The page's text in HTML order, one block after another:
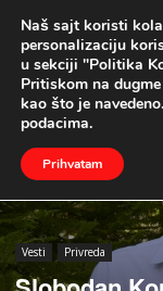
Naslovna Vesti
Vesti Privreda
Naš sajt koristi
personalizaciju
u sekciji "Politika
Pritiskom na
kao što je
podacima.
Prihvatam